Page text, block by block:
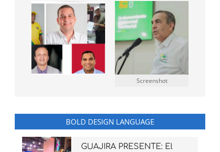
Screenshot
BOLD DESIGN LANGUAGE
GUAJIRA PRESENTE: El